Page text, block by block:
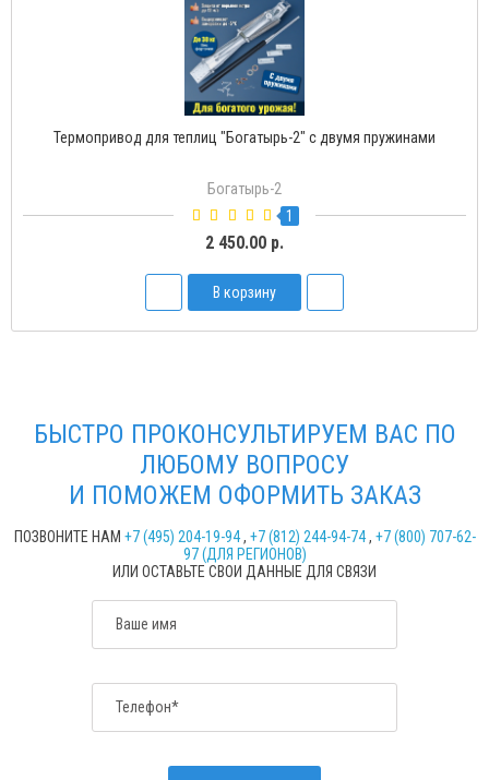
Термопривод для теплиц "Богатырь-Д" с доводчиком
Богатырь-Д
2
1 500.00 р.
В корзину
БЫСТРО ПРОКОНСУЛЬТИРУЕМ ВАС ПО
ЛЮБОМУ ВОПРОСУ
И ПОМОЖЕМ ОФОРМИТЬ ЗАКАЗ
ПОЗВОНИТЕ НАМ +7 (495) 204-19-94, +7 (812) 244-94-74, +7 (800) 707-62-
97 (ДЛЯ РЕГИОНОВ)
ИЛИ ОСТАВЬТЕ СВОИ ДАННЫЕ ДЛЯ СВЯЗИ
Ваше имя
Телефон*